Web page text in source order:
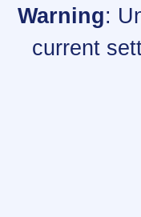
Warning:
current